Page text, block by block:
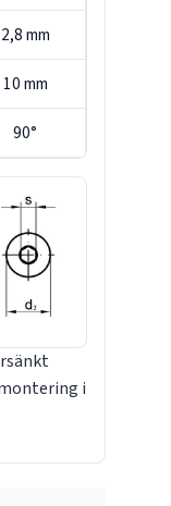
2,8 mm
10 mm
90°
i